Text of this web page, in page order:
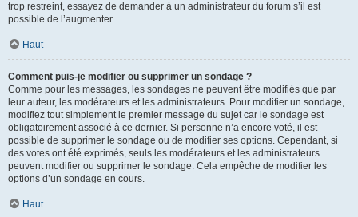
trop restreint, essayez de demander à un administrateur du forum s’il est
possible de l’augmenter.
Haut
Comment puis-je modifier ou supprimer un sondage ?
Comme pour les messages, les sondages ne peuvent être modifiés que par
leur auteur, les modérateurs et les administrateurs. Pour modifier un sondage,
modifiez tout simplement le premier message du sujet car le sondage est
obligatoirement associé à ce dernier. Si personne n’a encore voté, il est
possible de supprimer le sondage ou de modifier ses options. Cependant, si
des votes ont été exprimés, seuls les modérateurs et les administrateurs
peuvent modifier ou supprimer le sondage. Cela empêche de modifier les
options d’un sondage en cours.
Haut